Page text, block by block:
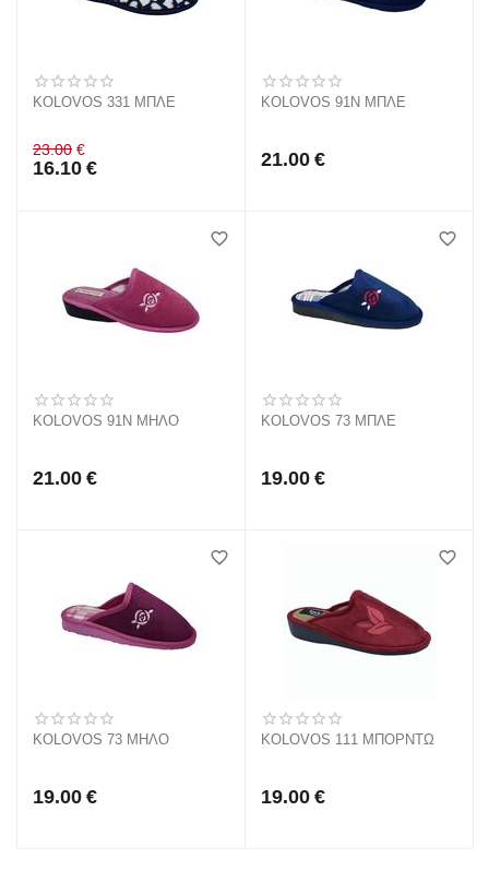
KOLOVOS 331 ΜΠΛΕ
23.00 €
16.10 €
KOLOVOS 91N ΜΠΛΕ
21.00 €
KOLOVOS 91N ΜΗΛΟ
21.00 €
KOLOVOS 73 ΜΠΛΕ
19.00 €
KOLOVOS 73 ΜΗΛΟ
19.00 €
KOLOVOS 111 ΜΠΟΡΝΤΩ
19.00 €